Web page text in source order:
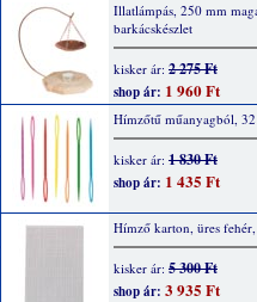
Illatlámpás, 250 mm
barkácskészlet
kisker ár: 2 275 Ft
shop ár: 1 960 Ft
Hímzőtű műanyagból, 32
kisker ár: 1 830 Ft
shop ár: 1 435 Ft
Hímző karton, üres
kisker ár: 5 300 Ft
shop ár: 3 935 Ft